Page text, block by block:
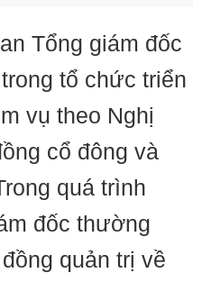
Tổng giám đốc
tổ chức triển
vụ theo Nghị
cổ đông và
quá trình
đốc thường
quản trị về